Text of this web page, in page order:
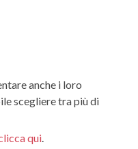
anche i loro
scegliere tra più di
qui.